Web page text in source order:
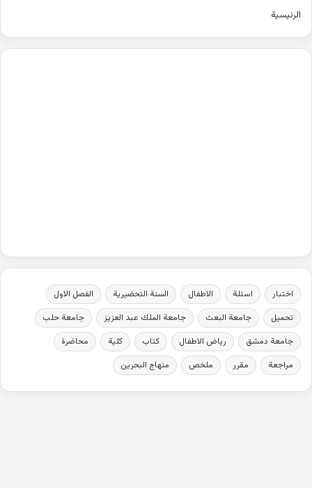
الرئيسية
اختبار اسئلة الاطفال السنة التحضيرية
الفصل الاول
تحميل
جامعة البعث جامعة الملك عبد العزيز
جامعة حلب
جامعة دمشق
رياض الاطفال كتاب كلية
محاضرة
مراجعة
مقرر ملخص منهاج البحرين